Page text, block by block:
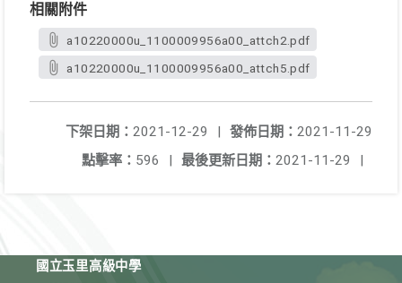
相關附件
a10220000u_1100009956a00_attch2.pdf
a10220000u_1100009956a00_attch5.pdf
發佈日期： 2021-11-29
下架日期： 2021-12-29
|
最後更新日期： 2021-11-29 |
點擊率： 596 |
國立玉里高級中學